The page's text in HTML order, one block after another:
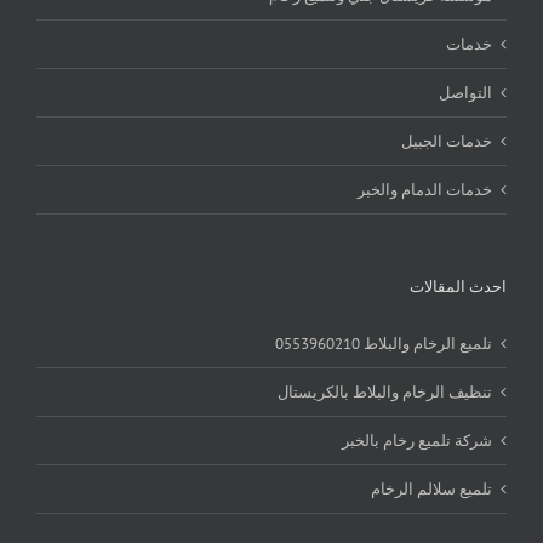
خدمات
التواصل
خدمات الجبيل
خدمات الدمام والخبر
احدث المقالات
تلميع الرخام والبلاط 0553960210
تنظيف الرخام والبلاط بالكريستال
شركة تلميع رخام بالخبر
تلميع سلالم الرخام